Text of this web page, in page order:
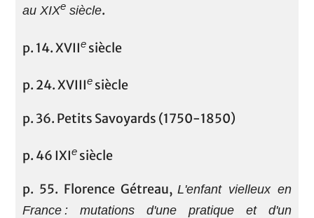
au XIXe siècle.
p. 14. XVIIe siècle
p. 24. XVIIIe siècle
p. 36. Petits Savoyards (1750-1850)
p. 46 IXIe siècle
p. 55. Florence Gétreau,L'enfant vielleux en
France : mutations d'une pratique et d'un